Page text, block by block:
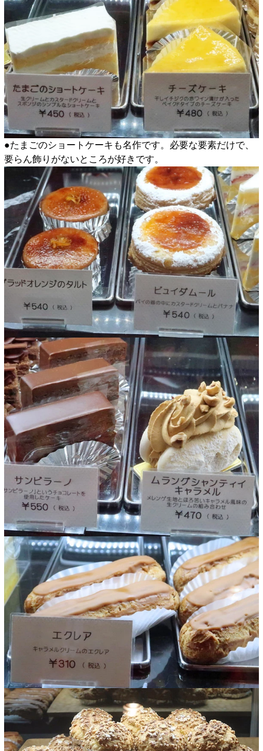
●たまごのショートケーキも名作です。必要な要素だけで、
要らん飾りがないところが好きです。